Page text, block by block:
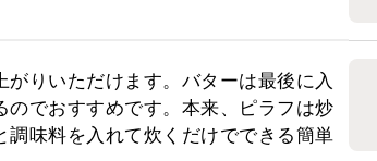
りいただけます。バターは最後に入
でおすすめです。本来、ピラフは炒
味料を入れて炊くだけでできる簡単